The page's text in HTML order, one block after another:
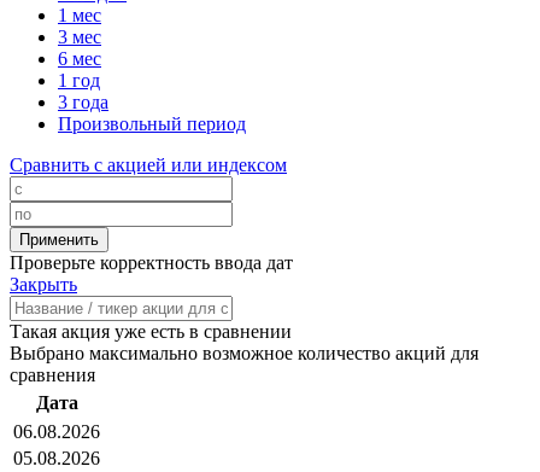
1 мес
3 мес
6 мес
1 год
3 года
Произвольный период
Сравнить с акцией или индексом
Проверьте корректность ввода дат
Закрыть
Такая акция уже есть в сравнении
Выбрано максимально возможное количество акций для
сравнения
Дата
06.08.2026
05.08.2026